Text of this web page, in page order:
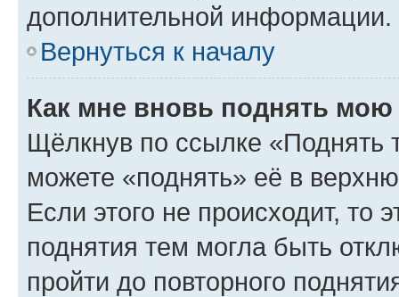
дополнительной информации.
Вернуться к началу
Как мне вновь поднять мою
Щёлкнув по ссылке «Поднять
можете «поднять» её в
Если этого не происходит, то
поднятия тем могла быть
пройти до повторного